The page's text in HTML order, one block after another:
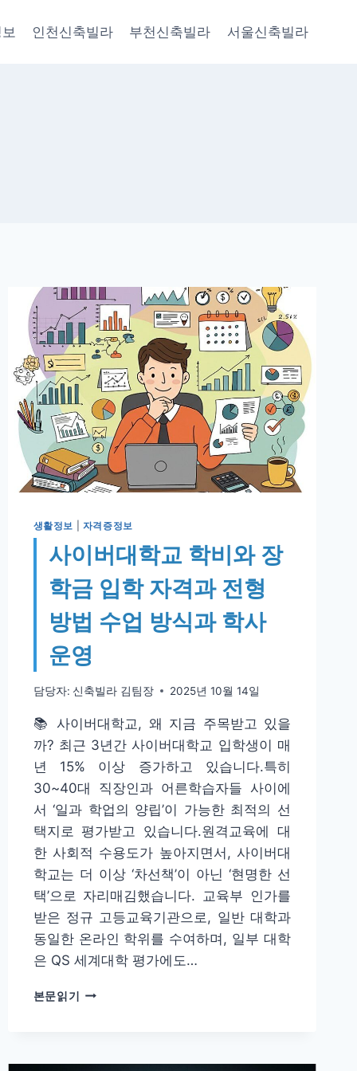
인천신축빌라 부천신축빌라 서울신축빌라
생활정보 자격증정보
사이버대학교 학비와 장
학금 입학 자격과 전형
방법 수업 방식과 학사
운영
담당자: 신축빌라 김팀장 2025년 10월 14일
📚 사이버대학교, 왜 지금 주목받고 있을
까? 최근 3년간 사이버대학교 입학생이 매
년 15% 이상 증가하고 있습니다.특히
30~40대 직장인과 어른학습자들 사이에
서 ‘일과 학업의 양립’이 가능한 최적의 선
택지로 평가받고 있습니다.원격교육에 대
한 사회적 수용도가 높아지면서, 사이버대
학교는 더 이상 ‘차선책’이 아닌 ‘현명한 선
택’으로 자리매김했습니다. 교육부 인가를
받은 정규 고등교육기관으로, 일반 대학과
동일한 온라인 학위를 수여하며, 일부 대학
은 QS 세계대학 평가에도…
본문읽기
사